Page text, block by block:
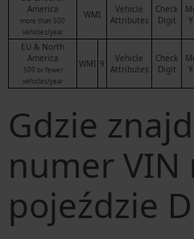
America
more than 500
vehicles/year
WMI
Vehicle
Attributes
Check
Digit
EU & North
America
500 or fewer
vehicles/year
WMI 9
Vehicle
Attributes
Check
Digit
Gdzie
numer VIN
pojeździe